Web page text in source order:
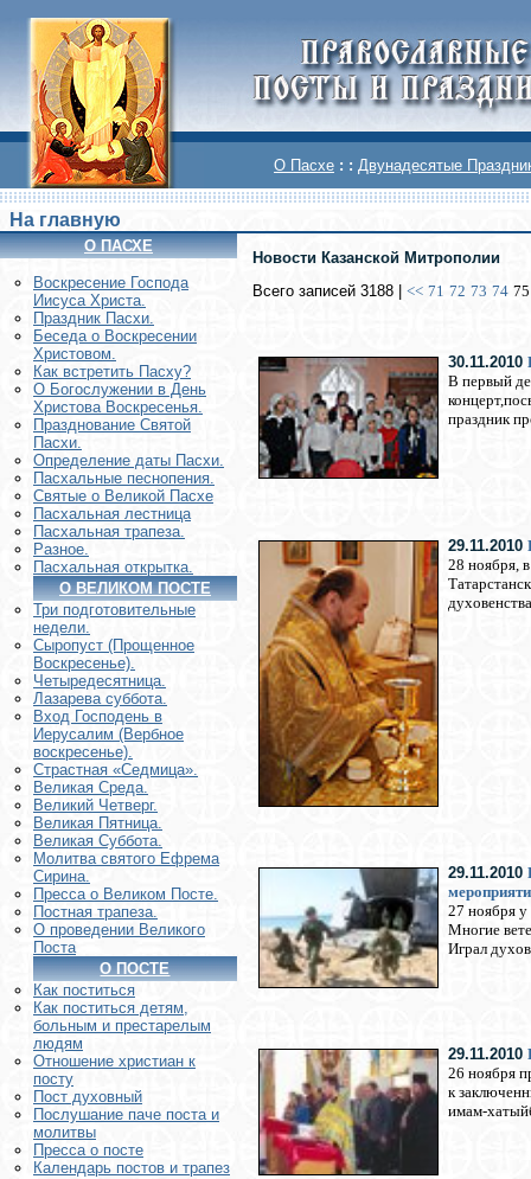
О Пасхе : : Двунадесятые
На главную
О ПАСХЕ
Воскреcение Господа
Иисуса Христа.
Праздник Пасхи.
Беседа о Воскресении
Христовом.
Как встретить Пасху?
О Богослужении в День
Христова Воскресенья.
Празднование Святой
Пасхи.
Определение даты Пасхи.
Пасхальные песнопения.
Святые о Великой Пасхе
Пасхальная лестница
Пасхальная трапеза.
Разное.
Пасхальная открытка.
О ВЕЛИКОМ ПОСТЕ
Три подготовительные
недели.
Сыропуст (Прощенное
Воскресенье).
Четыредесятница.
Лазарева суббота.
Вход Господень в
Иерусалим (Вербное
воскресенье).
Страстная «Седмица».
Великая Среда.
Великий Четверг.
Великая Пятница.
Великая Суббота.
Молитва святого Ефрема
Сирина.
Пресса о Великом Посте.
Постная трапеза.
О проведении Великого
Поста
О ПОСТЕ
Как поститься
Как поститься детям,
больным и престарелым
людям
Отношение христиан к
посту
Пост духовный
Послушание паче поста и
молитвы
Пресса о посте
Календарь постов и трапез
Новости Казанской Митрополии
Всего записей 3188 | << 71 72 73 74 75
30.11.2010
В первый
праздник
29.11.2010
28 ноября,
29.11.2010
27 ноября
Многие
Играл
29.11.2010
26 ноября
к
имам-